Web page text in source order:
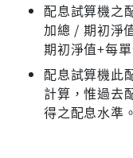
配息試算機之
加總 / 期初淨
期初淨值+每
配息試算機此
計算，惟過去
得之配息水準。